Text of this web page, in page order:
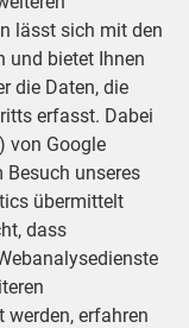
lässt sich mit den
und bietet Ihnen
die Daten, die
erfasst. Dabei
von Google
unseres
übermittelt
dass
werden, erfahren